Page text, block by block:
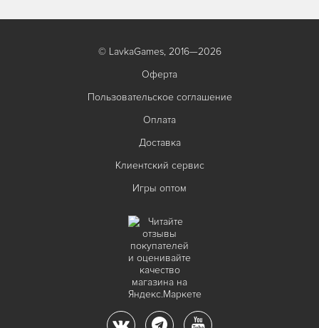
© LavkaGames, 2016—2026
Оферта
Пользовательское соглашение
Оплата
Доставка
Клиентский сервис
Игры оптом